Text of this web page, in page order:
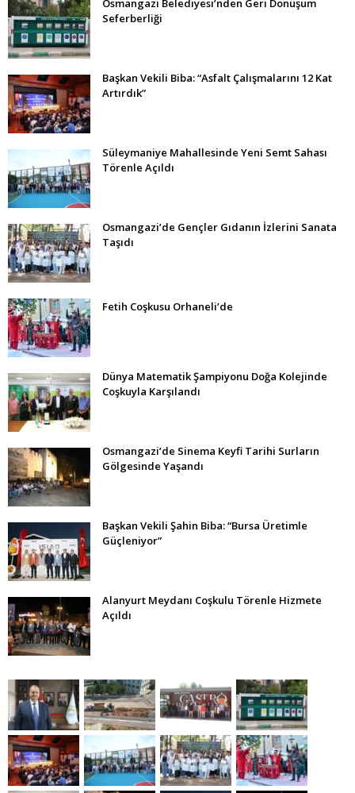
Seferberliği
Başkan Vekili Biba: “Asfalt Çalışmalarını 12 Kat
Artırdık”
Süleymaniye Mahallesinde Yeni Semt Sahası
Törenle Açıldı
Osmangazi’de Gençler Gıdanın İzlerini Sanata
Taşıdı
Fetih Coşkusu Orhaneli’de
Dünya Matematik Şampiyonu Doğa Kolejinde
Coşkuyla Karşılandı
Osmangazi’de Sinema Keyfi Tarihi Surların
Gölgesinde Yaşandı
Başkan Vekili Şahin Biba: “Bursa Üretimle
Güçleniyor”
Alanyurt Meydanı Coşkulu Törenle Hizmete
Açıldı